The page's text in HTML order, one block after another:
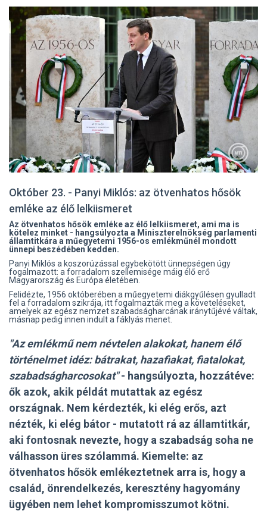
Október 23. - Panyi Miklós: az ötvenhatos hősök
emléke az élő lelkiismeret
Az ötvenhatos hősök emléke az élő lelkiismeret, ami ma is
kötelez minket - hangsúlyozta a Miniszterelnökség parlamenti
államtitkára a műegyetemi 1956-os emlékműnél mondott
ünnepi beszédében kedden.
Panyi Miklós a koszorúzással egybekötött ünnepségen úgy
fogalmazott: a forradalom szellemisége máig élő erő
Magyarország és Európa életében.
Felidézte, 1956 októberében a műegyetemi diákgyűlésen gyulladt
fel a forradalom szikrája, itt fogalmazták meg a követeléseket,
amelyek az egész nemzet szabadságharcának iránytűjévé váltak,
másnap pedig innen indult a fáklyás menet.
"Az emlékmű nem névtelen alakokat, hanem élő
történelmet idéz: bátrakat, hazafiakat, fiatalokat,
szabadságharcosokat"- hangsúlyozta, hozzátéve:
ők azok, akik példát mutattak az egész
országnak. Nem kérdezték, ki elég erős, azt
nézték, ki elég bátor - mutatott rá az államtitkár,
aki fontosnak nevezte, hogy a szabadság soha ne
válhasson üres szólammá. Kiemelte: az
ötvenhatos hősök emlékeztetnek arra is, hogy a
család, önrendelkezés, keresztény hagyomány
ügyében nem lehet kompromisszumot kötni.